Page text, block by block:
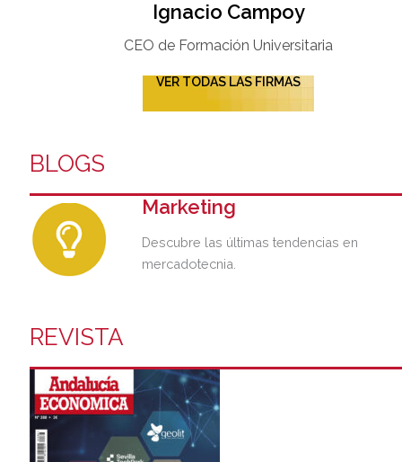
Ignacio Campoy​
CEO de Formación Universitaria​
VER TODAS LAS FIRMAS
BLOGS
Marketing
Descubre las últimas tendencias en
mercadotecnia.
REVISTA